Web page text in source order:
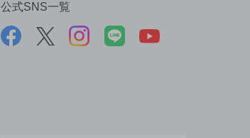
公式SNS一覧